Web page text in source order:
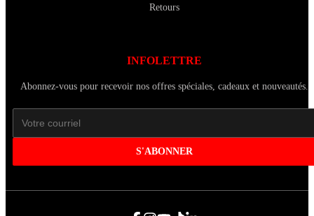
Retours
INFOLETTRE
Abonnez-vous pour recevoir nos offres spéciales, cadeaux et nouveautés.
S'ABONNER